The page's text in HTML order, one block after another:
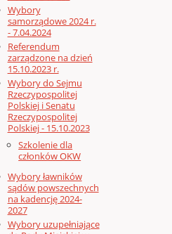
Wybory
samorządowe 2024 r.
- 7.04.2024
Referendum
zarządzone na dzień
15.10.2023 r.
Wybory do Sejmu
Rzeczypospolitej
Polskiej i Senatu
Rzeczypospolitej
Polskiej - 15.10.2023
Szkolenie dla
członków OKW
Wybory ławników
sądów powszechnych
na kadencję 2024-
2027
Wybory uzupełniające